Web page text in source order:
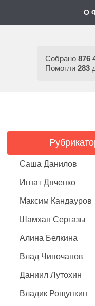
О
Собрано 876
Помогли 283
Саша Данилов
Игнат Дяченко
Максим Кандауров
Шамхан Сергазы
Алина Белкина
Влад Чипочанов
Даниил Лутохин
Владик Рощупкин